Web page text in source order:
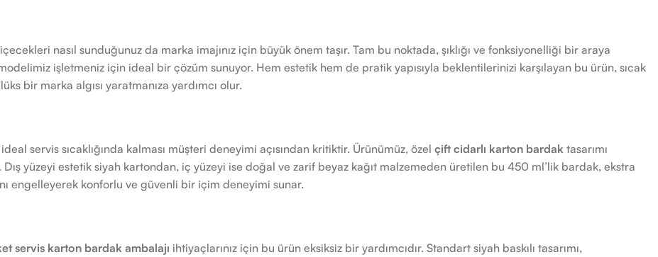
nasıl sunduğunuz da marka imajınız için büyük önem taşır. Tam bu noktada, şıklığı ve fonksiyonelliği bir araya
işletmeniz için ideal bir çözüm sunuyor. Hem estetik hem de pratik yapısıyla beklentilerinizi karşılayan bu ürün, sıcak
bir marka algısı yaratmanıza yardımcı olur.
servis sıcaklığında kalması müşteri deneyimi açısından kritiktir. Ürünümüz, özel çift cidarlı karton bardak tasarımı
Dış yüzeyi estetik siyah kartondan, iç yüzeyi ise doğal ve zarif beyaz kağıt malzemeden üretilen bu 450 ml’lik bardak, ekstra
engelleyerek konforlu ve güvenli bir içim deneyimi sunar.
servis karton bardak ambalajı ihtiyaçlarınız için bu ürün eksiksiz bir yardımcıdır. Standart siyah baskılı tasarımı,